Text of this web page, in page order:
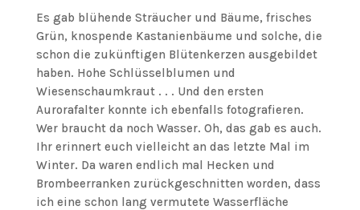
Es gab blühende Sträucher und Bäume, frisches
Grün, knospende Kastanienbäume und solche, die
schon die zukünftigen Blütenkerzen ausgebildet
haben. Hohe Schlüsselblumen und
Wiesenschaumkraut . . . Und den ersten
Aurorafalter konnte ich ebenfalls fotografieren.
Wer braucht da noch Wasser. Oh, das gab es auch.
Ihr erinnert euch vielleicht an das letzte Mal im
Winter. Da waren endlich mal Hecken und
Brombeerranken zurückgeschnitten worden, dass
ich eine schon lang vermutete Wasserfläche